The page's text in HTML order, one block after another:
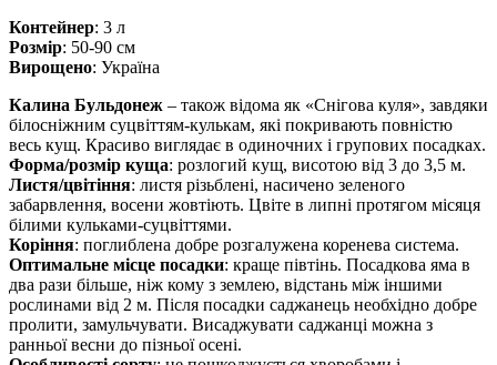
Контейнер: 3 л
Розмір: 50-90 см
Вирощено: Україна
Калина Бульдонеж – також відома як «Снігова куля», завдяки
білосніжним суцвіттям-кулькам, які покривають повністю
весь кущ. Красиво виглядає в одиночних і групових посадках.
Форма/розмір куща: розлогий кущ, висотою від 3 до 3,5 м.
Листя/цвітіння: листя різьблені, насичено зеленого
забарвлення, восени жовтіють. Цвіте в липні протягом місяця
білими кульками-суцвіттями.
Коріння: поглиблена добре розгалужена коренева система.
Оптимальне місце посадки: краще півтінь. Посадкова яма в
два рази більше, ніж кому з землею, відстань між іншими
рослинами від 2 м. Після посадки саджанець необхідно добре
пролити, замульчувати. Висаджувати саджанці можна з
ранньої весни до пізньої осені.